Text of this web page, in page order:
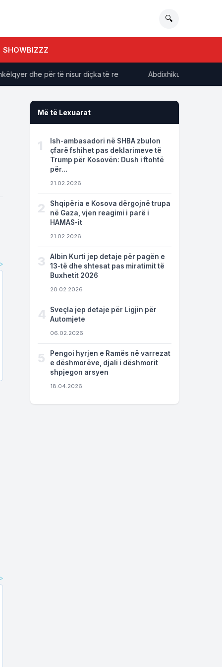
🔍
SHOWBIZZZ
dhe për të nisur diçka të re Abdixhiku e Osmani
Më të Lexuarat
1
Ish-ambasadori në SHBA zbulon
çfarë fshihet pas deklarimeve të
Trump për Kosovën: Dush i ftohtë
për…
21.02.2026
2
Shqipëria e Kosova dërgojnë trupa
në Gaza, vjen reagimi i parë i
HAMAS-it
21.02.2026
3
Albin Kurti jep detaje për pagën e
13-të dhe shtesat pas miratimit të
Buxhetit 2026
20.02.2026
4
Sveçla jep detaje për Ligjin për
Automjete
06.02.2026
5
Pengoi hyrjen e Ramës në varrezat
e dëshmorëve, djali i dëshmorit
shpjegon arsyen
18.04.2026